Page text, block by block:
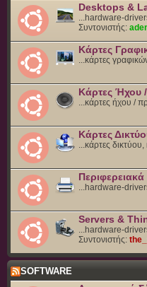
Desktops &
...hardware-
Συντονιστής:
Κάρτες
...κάρτες
Κάρτες Ήχου
...κάρτες ήχου /
Κάρτες
...κάρτες
Περιφερειακά
...hardware-
Servers &
...hardware-
Συντονιστής:
SOFTWARE